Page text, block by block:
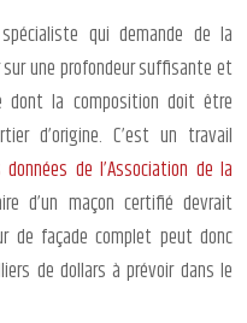
qui demande de la
une profondeur suffisante et
dont la composition doit être
d’origine. C’est un travail
données de l’Association de la
d’un maçon certifié devrait
de façade complet peut donc
de dollars à prévoir dans le